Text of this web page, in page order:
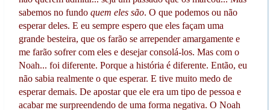
sabemos no fundo quem eles são. O que podemos ou não
esperar deles. E eu sempre espero que eles façam uma
grande besteira, que os farão se arrepender amargamente e
me farão sofrer com eles e desejar consolá-los. Mas com o
Noah... foi diferente. Porque a história é diferente. Então, eu
não sabia realmente o que esperar. E tive muito medo de
esperar demais. De apostar que ele era um tipo de pessoa e
acabar me surpreendendo de uma forma negativa. O Noah